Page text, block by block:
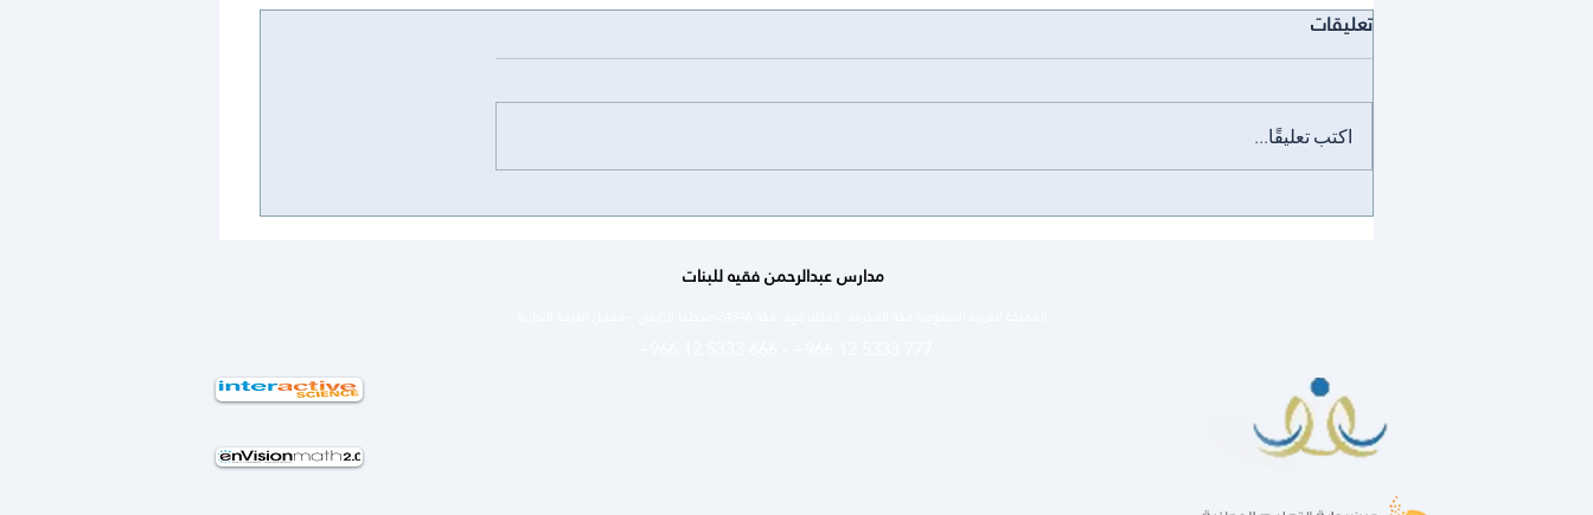
انجاز
انجاز
للبنات فـوز ابنتها الطالبة ميريام
ولأسرتها على هذا الانجاز #إبداع_
تعليقات
اكتب تعليقًا...
مدارس عبدالرحمن فقيه للبنات